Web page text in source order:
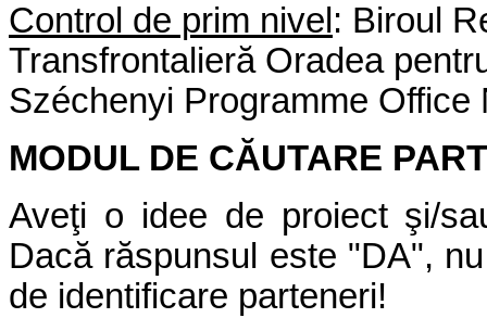
Control de prim nivel : Biroul
Transfrontalieră Oradea
Széchenyi Programme Office
MODUL DE CĂUTARE
Aveţi o idee de proiect şi/
Dacă răspunsul este "DA",
de identificare parteneri!